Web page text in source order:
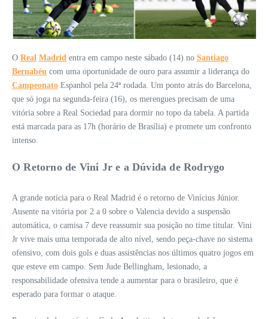
O Real Madrid entra em campo neste sábado (14) no Santiago
Bernabéu com uma oportunidade de ouro para assumir a liderança do
Campeonato Espanhol pela 24ª rodada. Um ponto atrás do Barcelona,
que só joga na segunda-feira (16), os merengues precisam de uma
vitória sobre a Real Sociedad para dormir no topo da tabela. A partida
está marcada para as 17h (horário de Brasília) e promete um confronto
intenso.
O Retorno de Vini Jr e a Dúvida de Rodrygo
A grande notícia para o Real Madrid é o retorno de Vinícius Júnior.
Ausente na vitória por 2 a 0 sobre o Valencia devido a suspensão
automática, o camisa 7 deve reassumir sua posição no time titular. Vini
Jr vive mais uma temporada de alto nível, sendo peça-chave no sistema
ofensivo, com dois gols e duas assistências nos últimos quatro jogos em
que esteve em campo. Sem Jude Bellingham, lesionado, a
responsabilidade ofensiva tende a aumentar para o brasileiro, que é
esperado para formar o ataque.